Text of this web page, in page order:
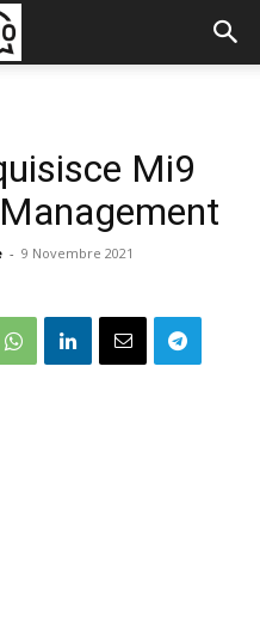
Mi9
- 9 Novembre 2021